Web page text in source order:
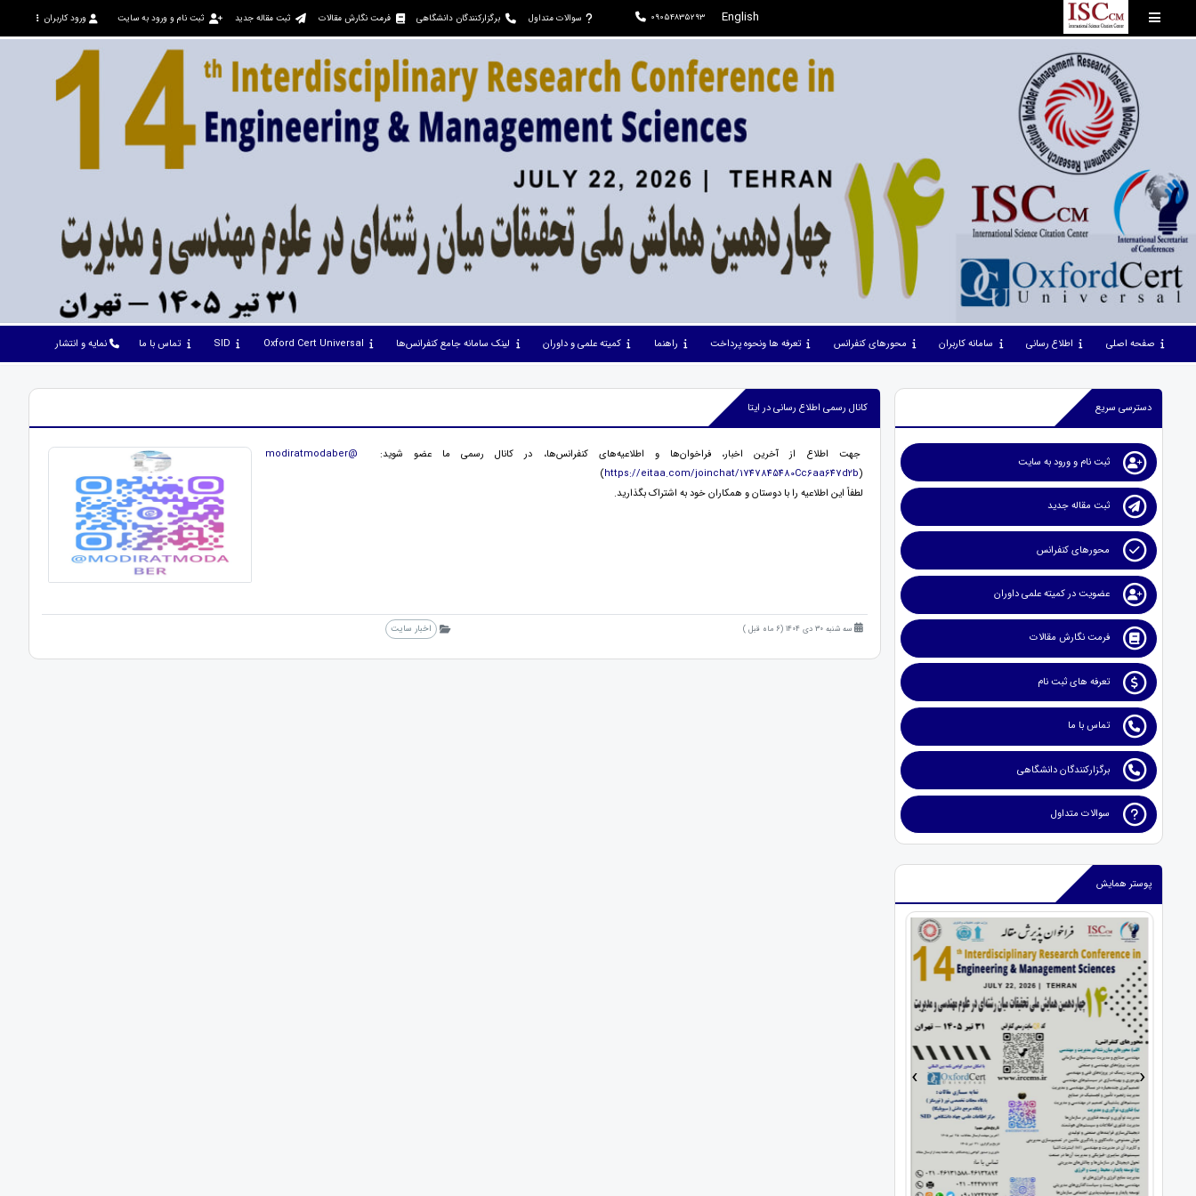
English
09054835293 سوالات متداول برگزارکنندگان دانشگاهی فرمت نگارش مقالات ثبت مقاله جدید ثبت نام و ورود به سایت ورود کاربران
صفحه اصلی اطلاع رسانی سامانه کاربران محورهای کنفرانس تعرفه ها ونحوه پرداخت راهنما کمیته علمی و داوران لینک سامانه جامع کنفرانس‌ها Oxford Cert Universal
SID تماس با ما نمایه و انتشار
دسترسی سریع
ثبت نام و ورود به سایت
ثبت مقاله جدید
محورهای کنفرانس
عضویت در کمیته علمی داوران
فرمت نگارش مقالات
تعرفه های ثبت نام
تماس با ما
برگزارکنندگان دانشگاهی
سوالات متداول
پوستر همایش
› ‹
کانال رسمی اطلاع رسانی در ایتا
جهت اطلاع از آخرین اخبار، فراخوان‌ها و اطلاعیه‌های کنفرانس‌ها، در کانال رسمی ما عضو شوید: modiratmodaber@
(https://eitaa.com/joinchat/1747845480Cc6aa647d2b)
لطفاً این اطلاعیه را با دوستان و همکاران خود به اشتراک بگذارید.
سه شنبه 30 دی 1404 (6 ماه قبل ) اخبار سایت